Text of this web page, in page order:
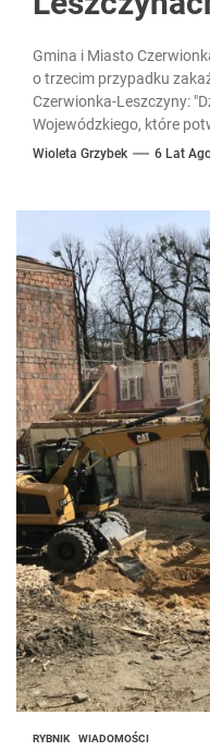
Gmina i Miasto
o trzecim przypadku
Czerwionka-Leszczyny:
Wojewódzkiego, które
przypadek...
Wioleta Grzybek 6 Lat
RYBNIK WIADOMOŚCI